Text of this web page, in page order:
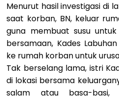
Menurut hasil investigasi di
saat korban, BN, keluar
guna membuat susu
bersamaan, Kades
ke rumah korban untuk
Tak berselang lama, istri
di lokasi bersama
salam atau basa-basi,